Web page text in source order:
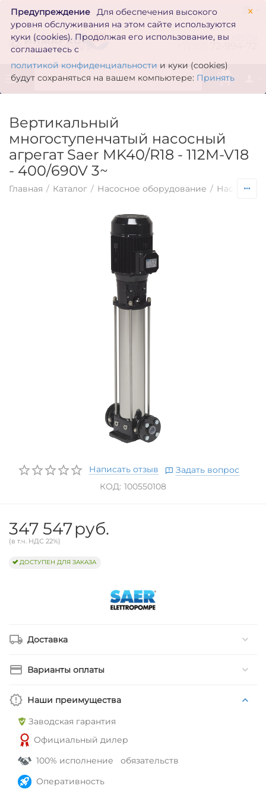
×
Предупреждение
Для обеспечения высокого
уровня обслуживания на этом сайте используются
куки (cookies). Продолжая его использование, вы
соглашаетесь с
политикой конфиденциальности и куки (cookies)
будут сохраняться на вашем компьютере: Принять
zakaz@inmarkon.ru
0
Вертикальный
многоступенчатый насосный
агрегат Saer MK40/R18 - 112M-V18
- 400/690V 3~
Главная / Каталог / Насосное оборудование / Насосы по
Написать отзыв
Задать вопрос
КОД: 100550108
347 547руб.
(в т.ч. НДС 22%)
ДОСТУПЕН ДЛЯ ЗАКАЗА
Доставка
Варианты оплаты
Наши преимущества
Заводская гарантия
Официальный дилер
100% исполнение обязательств
Оперативность